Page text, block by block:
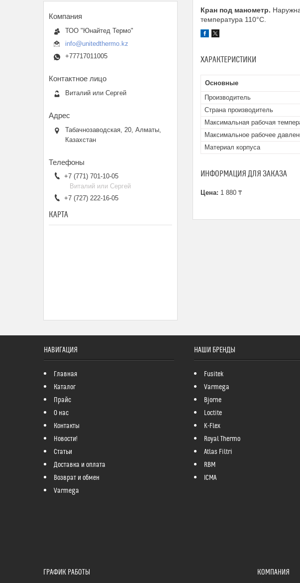
Кран под манометр.
температура 110°C.
ХАРАКТЕРИСТИКИ
Основные
Производитель
Страна производитель
Максимальная рабочая
Максимальное рабочее
Материал корпуса
ИНФОРМАЦИЯ ДЛЯ ЗАКАЗА
Цена: 1 880 ₸
ТОО "Юнайтед Термо"
info@unitedthermo.kz
+77717011005
Виталий или Сергей
Табачнозаводская, 20, Алматы,
Казахстан
+7 (771) 701-10-05
Виталий или Сергей
+7 (727) 222-16-05
КАРТА
НАВИГАЦИЯ
Главная
Каталог
Прайс
О нас
Контакты
Новости!
Статьи
Доставка и оплата
Возврат и обмен
Varmega
НАШИ БРЕНДЫ
Fusitek
Varmega
Bjorne
Loctite
K-Flex
Royal Thermo
Atlas Filtri
RBM
ICMA
ГРАФИК РАБОТЫ